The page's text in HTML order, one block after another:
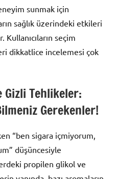
sunmak için
sağlık üzerindeki etkileri
Kullanıcıların seçim
dikkatlice incelemesi çok
Tehlikeler:
Gerekenler!
“ben sigara içmiyorum,
düşüncesiyle
propilen glikol ve